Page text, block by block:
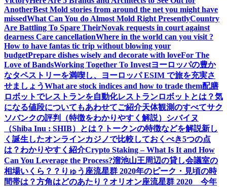
AnotherBest Mold stories from around the net you might have
missedWhat Can You do Almost Mold Right PresentlyCountry
Are Battling To Spare TheirNovak requests in court against
dearness Care cancellationWhere in the world can you visit ?
How to have fantas tic trip without blowing your
budgetPrepare dishes wisely and decorate with loveFor The
Love of BandsWorking Together To Investヨーロッパの豊か
なタペストリーを満喫し、ヨーロッパ ESIM で旅を充実さ
せましょうWhat are stock indices and how to trade them配膳
ロボットでレストランを自動化レストランロボットとは？気
になる値段についてもあわせてご紹介天体観測のすべてサク
ソバンクの評判（特徴をわかりやすく解説） シバイヌ
（Shiba Inu : SHIB）とは？トークンの特徴などを解説新し
く誕生したオンラインカジノで比較しておくべき5つの点
は？わかりやすく紹介Crypto Staking – What Is It and How
Can You Leverage the Process?溜池山王周辺の貸し会議室の
相場いくら？？ りゅう座流星群 2020年のピーク・見頃の時
間帯は？方角はどのあたり？オリオン座流星群 2020 今年